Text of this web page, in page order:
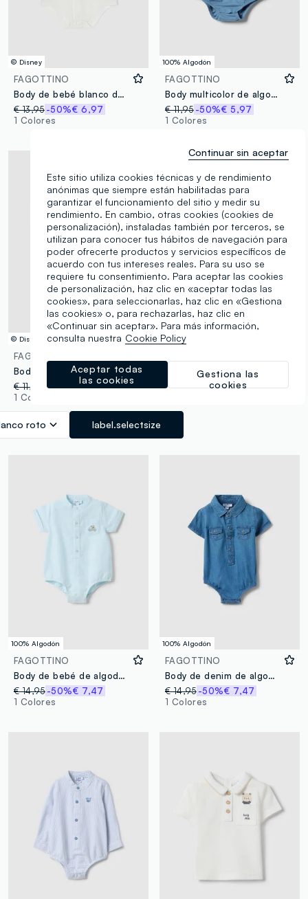
© Disney
FAGOTTINO
Body de bebé blanco de algodón orgánico con bordado de Mickey Mouse
€ 13,95-50%€ 6,97
1 Colores
100% Algodón
FAGOTTINO
Body multicolor de algodón puro para bebé con estampado Looney Tunes
€ 11,95 -50%€ 5,97
1 Colores
© Disney
FAGOTTINO
Body de bebé blanco de algodón puro con Mickey Mouse
€ 11,95
-50%€ 5,97
1 Colores
roto label.selectsize
€ 14,95-50%€ 7,47
100% Algodón
FAGOTTINO
Body de bebé de algodón puro a rayas multicolores con bordado y botones
€ 14,95-50%€ 7,47
1 Colores
100% Algodón
FAGOTTINO
Body de denim de algodón puro regular fit para niñas
€ 14,95 -50%€ 7,47
1 Colores
Este sitio utiliza cookies técnicas y de rendimiento
anónimas que siempre están habilitadas para
garantizar el funcionamiento del sitio y medir su
rendimiento. En cambio, otras cookies (cookies de
personalización), instaladas también por terceros, se
utilizan para conocer tus hábitos de navegación para
poder ofrecerte productos y servicios específicos de
acuerdo con tus intereses reales. Para su uso se
requiere tu consentimiento. Para aceptar las cookies
de personalización, haz clic en «aceptar todas las
cookies», para seleccionarlas, haz clic en «Gestiona
las cookies» o, para rechazarlas, haz clic en
«Continuar sin aceptar». Para más información,
consulta nuestra Cookie Policy
Gestiona las
cookies
Aceptar todas
las cookies
Continuar sin aceptar